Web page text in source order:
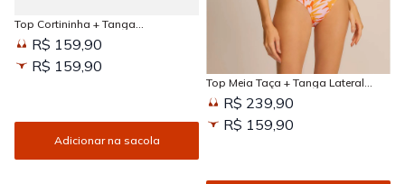
Top Cortininha + Tanga
Amarradinha Estampada Sun
KissedR$ 159,90
R$ 159,90
Adicionar na sacola
Top Meia Taça + Tanga Lateral
Larga Estampada Sun Kissed
R$ 239,90
R$ 159,90